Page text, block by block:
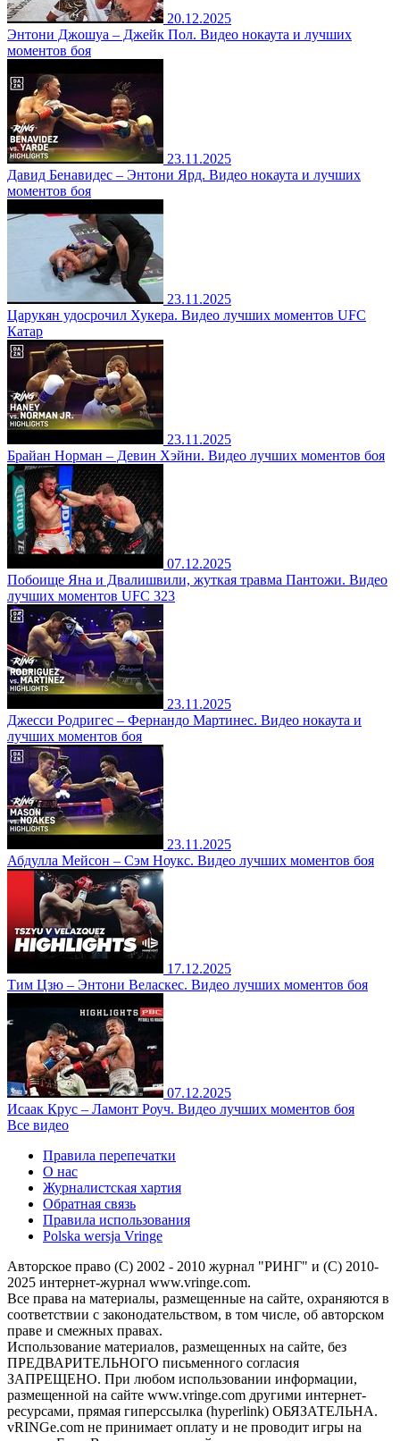
20.12.2025
Энтони Джошуа – Джейк Пол. Видео нокаута и лучших
моментов боя
23.11.2025
Давид Бенавидес – Энтони Ярд. Видео нокаута и лучших
моментов боя
23.11.2025
Царукян удосрочил Хукера. Видео лучших моментов UFC
Катар
23.11.2025
Брайан Норман – Девин Хэйни. Видео лучших моментов боя
07.12.2025
Побоище Яна и Двалишвили, жуткая травма Пантожи. Видео
лучших моментов UFC 323
23.11.2025
Джесси Родригес – Фернандо Мартинес. Видео нокаута и
лучших моментов боя
23.11.2025
Абдулла Мейсон – Сэм Ноукс. Видео лучших моментов боя
17.12.2025
Тим Цзю – Энтони Веласкес. Видео лучших моментов боя
07.12.2025
Исаак Крус – Ламонт Роуч. Видео лучших моментов боя
Все видео
Правила перепечатки
О нас
Журналистская хартия
Обратная связь
Правила использования
Polska wersja Vringe
Авторское право (С) 2002 - 2010 журнал "РИНГ" и (С) 2010-
2025 интернет-журнал www.vringe.com.
Все права на материалы, размещенные на сайте, охраняются в
соответствии с законодательством, в том числе, об авторском
праве и смежных правах.
Использование материалов, размещенных на сайте, без
ПРЕДВАРИТЕЛЬНОГО письменного согласия
ЗАПРЕЩЕНО. При любом использовании информации,
размещенной на сайте www.vringe.com другими интернет-
ресурсами, прямая гиперссылка (hyperlink) ОБЯЗАТЕЛЬНА.
vRINGe.com не принимает оплату и не проводит игры на